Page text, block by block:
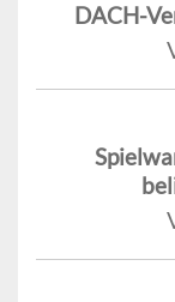
DACH-